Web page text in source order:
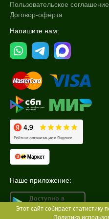
Пользовательское соглашение
Договор-оферта
Напишите нам:
Наше приложение:
Этот сайт собирает
Политика